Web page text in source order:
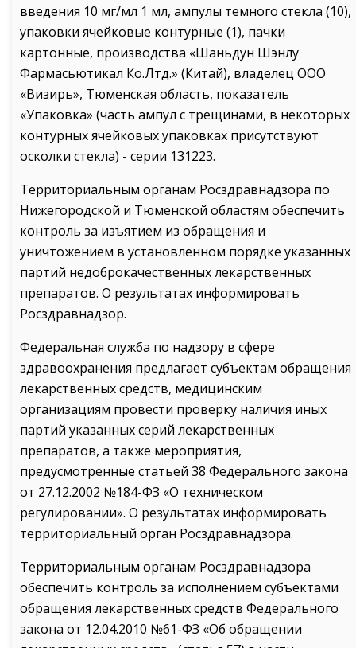
введения 10 мг/мл 1 мл, ампулы темного стекла (10),
упаковки ячейковые контурные (1), пачки
картонные, производства «Шаньдун Шэнлу
Фармасьютикал Ко.Лтд.» (Китай), владелец ООО
«Визирь», Тюменская область, показатель
«Упаковка» (часть ампул с трещинами, в некоторых
контурных ячейковых упаковках присутствуют
осколки стекла) - серии 131223.
Территориальным органам Росздравнадзора по
Нижегородской и Тюменской областям обеспечить
контроль за изъятием из обращения и
уничтожением в установленном порядке указанных
партий недоброкачественных лекарственных
препаратов. О результатах информировать
Росздравнадзор.
Федеральная служба по надзору в сфере
здравоохранения предлагает субъектам обращения
лекарственных средств, медицинским
организациям провести проверку наличия иных
партий указанных серий лекарственных
препаратов, а также мероприятия,
предусмотренные статьей 38 Федерального закона
от 27.12.2002 №184-ФЗ «О техническом
регулировании». О результатах информировать
территориальный орган Росздравнадзора.
Территориальным органам Росздравнадзора
обеспечить контроль за исполнением субъектами
обращения лекарственных средств Федерального
закона от 12.04.2010 №61-ФЗ «Об обращении